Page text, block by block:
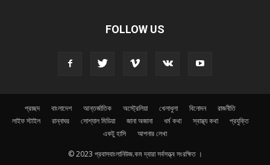
FOLLOW US
প্রচ্ছদ বাংলাদেশ আন্তর্জাতিক অস্ট্রেলিয়া খেলাধুলা বিনোদন
রাজনীতি
লাইফ স্টাইল
রান্নাঘর সোশ্যাল মিডিয়া জানা অজানা ধর্ম কথা স্বাস্থ্য কথা
প্রযুক্তি
একটু হাসি
আপনার লেখা
© 2023 প্রবাসবাংলানিউজ.কম দ্বারা সর্বসত্ত্ব সংরক্ষিত ।